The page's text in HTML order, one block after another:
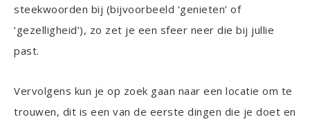
steekwoorden bij (bijvoorbeeld ‘genieten’ of
‘gezelligheid’), zo zet je een sfeer neer die bij jullie
past.
Vervolgens kun je op zoek gaan naar een locatie om te
trouwen, dit is een van de eerste dingen die je doet en